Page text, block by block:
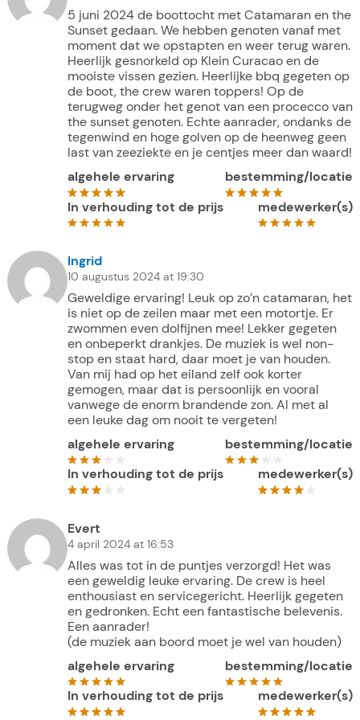
5 juni 2024 de boottocht met Catamaran en the
Sunset gedaan. We hebben genoten vanaf met
moment dat we opstapten en weer terug waren.
Heerlijk gesnorkeld op Klein Curacao en de
mooiste vissen gezien. Heerlijke bbq gegeten op
de boot, the crew waren toppers! Op de
terugweg onder het genot van een procecco van
the sunset genoten. Echte aanrader, ondanks de
tegenwind en hoge golven op de heenweg geen
last van zeeziekte en je centjes meer dan waard!
algehele ervaring
bestemming/locatie
In verhouding tot de prijs
medewerker(s)
Ingrid
10 augustus 2024 at 19:30
Geweldige ervaring! Leuk op zo’n catamaran, het
is niet op de zeilen maar met een motortje. Er
zwommen even dolfijnen mee! Lekker gegeten
en onbeperkt drankjes. De muziek is wel non-
stop en staat hard, daar moet je van houden.
Van mij had op het eiland zelf ook korter
gemogen, maar dat is persoonlijk en vooral
vanwege de enorm brandende zon. Al met al
een leuke dag om nooit te vergeten!
algehele ervaring
bestemming/locatie
In verhouding tot de prijs
medewerker(s)
Evert
4 april 2024 at 16:53
Alles was tot in de puntjes verzorgd! Het was
een geweldig leuke ervaring. De crew is heel
enthousiast en servicegericht. Heerlijk gegeten
en gedronken. Echt een fantastische belevenis.
Een aanrader!
(de muziek aan boord moet je wel van houden)
algehele ervaring
bestemming/locatie
In verhouding tot de prijs
medewerker(s)